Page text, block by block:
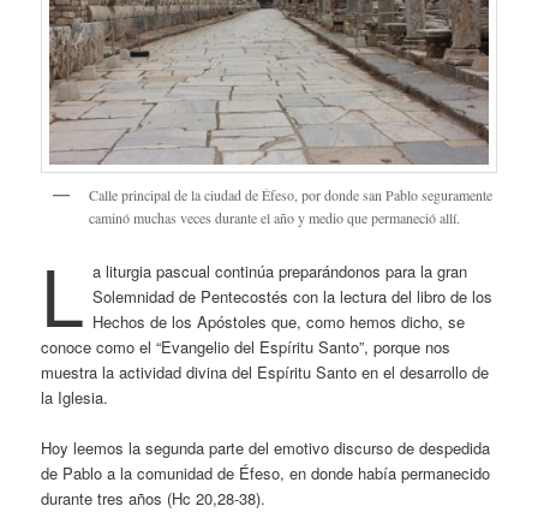
Calle principal de la ciudad de Éfeso, por donde san Pablo seguramente
caminó muchas veces durante el año y medio que permaneció allí.
L a liturgia pascual continúa preparándonos para la gran
Solemnidad de Pentecostés con la lectura del libro de los
Hechos de los Apóstoles que, como hemos dicho, se
conoce como el “Evangelio del Espíritu Santo”, porque nos
muestra la actividad divina del Espíritu Santo en el desarrollo de
la Iglesia.
Hoy leemos la segunda parte del emotivo discurso de despedida
de Pablo a la comunidad de Éfeso, en donde había permanecido
durante tres años (Hc 20,28-38).